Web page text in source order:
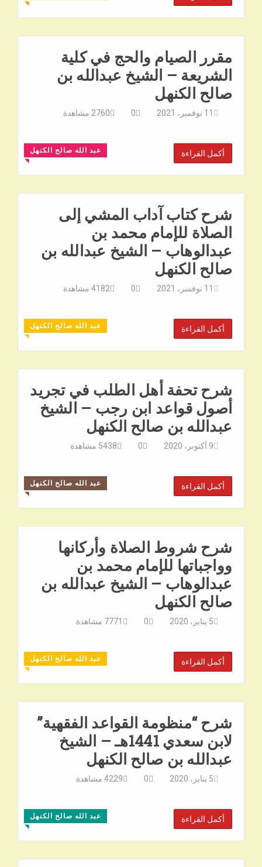
◥
مقرر الصيام والحج في كلية
الشريعة – الشيخ عبدالله بن
صالح الكنهل
11 نوفمبر، 2021 0
2760 مشاهدة
عبد الله صالح الكنهل
◥
أكمل القراءة
شرح كتاب آداب المشي إلى
الصلاة للإمام محمد بن
عبدالوهاب – الشيخ عبدالله بن
صالح الكنهل
11 نوفمبر، 2021 0
4182 مشاهدة
عبد الله صالح الكنهل
◥
أكمل القراءة
شرح تحفة أهل الطلب في تجريد
أصول قواعد ابن رجب – الشيخ
عبدالله بن صالح الكنهل
9 أكتوبر، 2020 0
5438 مشاهدة
عبد الله صالح الكنهل
◥
أكمل القراءة
شرح شروط الصلاة وأركانها
وواجباتها للإمام محمد بن
عبدالوهاب – الشيخ عبدالله بن
صالح الكنهل
5 يناير، 2020 0
7771 مشاهدة
عبد الله صالح الكنهل
◥
أكمل القراءة
شرح “منظومة القواعد الفقهية”
لابن سعدي 1441هـ – الشيخ
عبدالله بن صالح الكنهل
5 يناير، 2020 0
4229 مشاهدة
عبد الله صالح الكنهل
◥
أكمل القراءة